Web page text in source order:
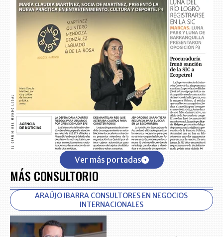
Ver más portadas
MÁS CONSULTORIO
ARAÚJO IBARRA CONSULTORES EN NEGOCIOS
INTERNACIONALES